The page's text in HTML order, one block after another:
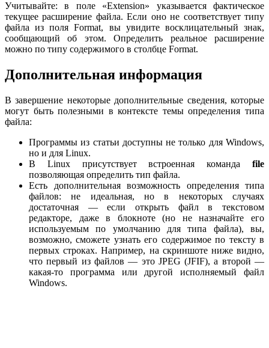
Учитывайте: в поле «Extension» указывается фактическое
текущее расширение файла. Если оно не соответствует типу
файла из поля Format, вы увидите восклицательный знак,
сообщающий об этом. Определить реальное расширение
можно по типу содержимого в столбце Format.
Дополнительная информация
В завершение некоторые дополнительные сведения, которые
могут быть полезными в контексте темы определения типа
файла:
Программы из статьи доступны не только для Windows,
но и для Linux.
В Linux присутствует встроенная команда file
позволяющая определить тип файла.
Есть дополнительная возможность определения типа
файлов: не идеальная, но в некоторых случаях
достаточная — если открыть файл в текстовом
редакторе, даже в блокноте (но не назначайте его
используемым по умолчанию для типа файла), вы,
возможно, сможете узнать его содержимое по тексту в
первых строках. Например, на скриншоте ниже видно,
что первый из файлов — это JPEG (JFIF), а второй —
какая-то программа или другой исполняемый файл
Windows.